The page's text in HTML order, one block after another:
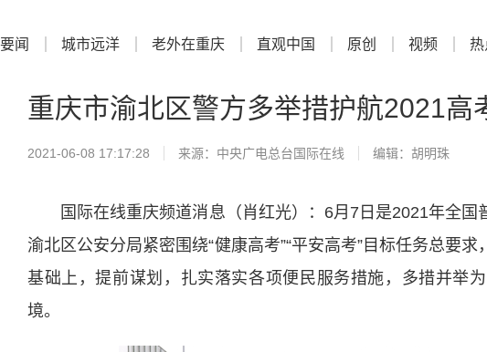
要闻 城市远洋 老外在重庆 直观中国 原创 视频 热
重庆市渝北区警方多举措护航2021高
2021-06-08 17:17:28 来源： 中央广电总台国际在线 编辑：胡明珠
国际在线重庆频道消息（肖红光）：6月7日是2021年全国
渝北区公安分局紧密围绕“健康高考”“平安高考”目标任务总要
基础上，提前谋划，扎实落实各项便民服务措施，多措并举
境。